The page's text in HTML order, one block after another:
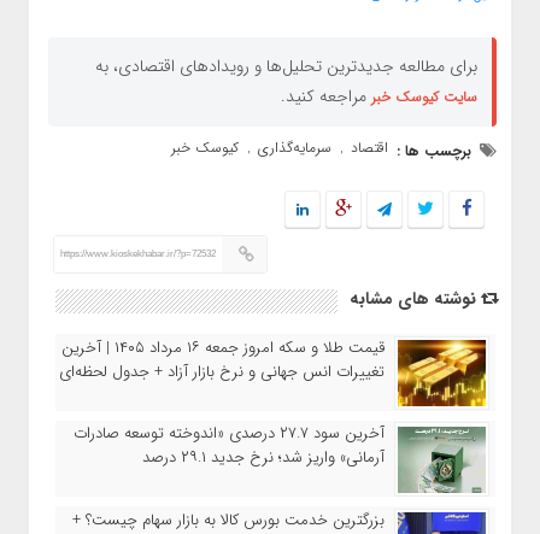
برای مطالعه جدیدترین تحلیل‌ها و رویدادهای اقتصادی، به
سایت کیوسک خبر مراجعه کنید.
برچسب ها : اقتصاد , سرمایه‌گذاری , کیوسک خبر
https://www.kioskekhabar.ir/?p=72532
نوشته های مشابه
قیمت طلا و سکه امروز جمعه ۱۶ مرداد ۱۴۰۵ | آخرین
تغییرات انس جهانی و نرخ بازار آزاد + جدول لحظه‌ای
آخرین سود ۲۷.۷ درصدی «اندوخته توسعه صادرات
آرمانی» واریز شد؛ نرخ جدید ۲۹.۱ درصد
بزرگترین خدمت بورس کالا به بازار سهام چیست؟ +